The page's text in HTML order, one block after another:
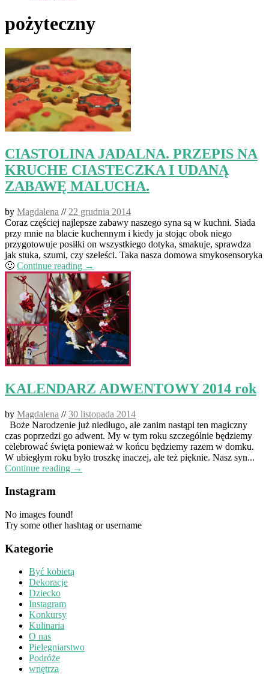
pożyteczny
CIASTOLINA JADALNA. PRZEPIS NA
KRUCHE CIASTECZKA I UDANĄ
ZABAWĘ MALUCHA.
by Magdalena // 22 grudnia 2014
Coraz częściej najlepsze zabawy naszego syna są w kuchni. Siada
przy mnie na blacie kuchennym i kiedy ja stojąc obok niego
przygotowuje posiłki on wszystkiego dotyka, smakuje, sprawdza
jak stuka, szumi, czy szeleści. Taka nasza domowa smykosensoryka
🙂 Continue reading →
KALENDARZ ADWENTOWY 2014 rok
by Magdalena //30 listopada 2014
Boże Narodzenie już niedługo, ale zanim nastąpi ten magiczny
czas poprzedzi go adwent. My w tym roku szczególnie będziemy
celebrować święta ponieważ w końcu będziemy razem w domku.
W ubiegłym roku było troszkę inaczej, ale też pięknie. Nasz syn...
Continue reading →
Instagram
No images found!
Try some other hashtag or username
Kategorie
Być kobietą
Dekoracje
Dziecko
Instagram
Konkursy
Kulinaria
O nas
Pielęgniarstwo
Podróże
wnętrza